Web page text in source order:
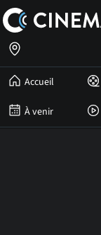
Accueil
À venir